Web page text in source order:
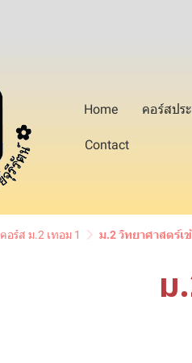
Home คอร์สปร
Contact
คอร์ส ม.2 เทอม 1 ม.2 วิทยาศาสตร์เ
ม